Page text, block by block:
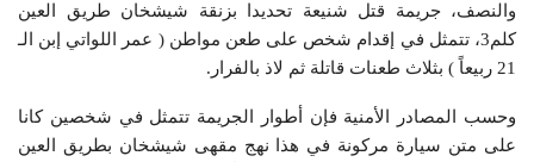
والنصف، جريمة قتل شنيعة تحديدا بزنقة شيشخان طريق العين
كلم3، تتمثل في إقدام شخص على طعن مواطن ( عمر اللواتي إبن الـ
21 ربيعاً ) بثلاث طعنات قاتلة ثم لاذ بالفرار.
وحسب المصادر الأمنية فإن أطوار الجريمة تتمثل في شخصين كانا
على متن سيارة مركونة في هذا نهج مقهى شيشخان بطريق العين